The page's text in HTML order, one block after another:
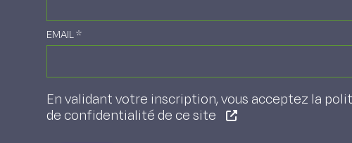
EMAIL*
En validant votre inscription, vous acceptez la
de confidentialité de ce site